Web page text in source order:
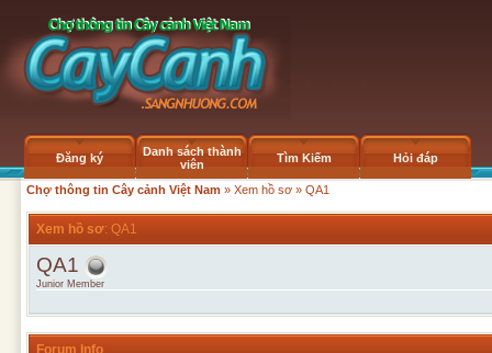
Đăng ký
Danh sách thành
viên
Tìm Kiếm Hỏi đáp
Chợ thông tin Cây cảnh Việt Nam » Xem hồ sơ » QA1
Xem hồ sơ: QA1
QA1
Junior Member
Forum Info